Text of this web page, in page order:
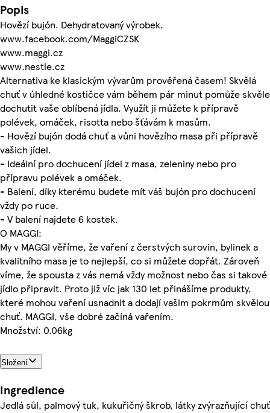
Popis
Hovězí bujón. Dehydratovaný výrobek.
www.facebook.com/MaggiCZSK
www.maggi.cz
www.nestle.cz
Alternativa ke klasickým vývarům prověřená časem! Skvělá
chuť v úhledné kostičce vám během pár minut pomůže skvěle
dochutit vaše oblíbená jídla. Využít ji můžete k přípravě
polévek, omáček, risotta nebo šťávám k masům.
- Hovězí bujón dodá chuť a vůni hovězího masa při přípravě
vašich jídel.
- Ideální pro dochucení jídel z masa, zeleniny nebo pro
přípravu polévek a omáček.
- Balení, díky kterému budete mít váš bujón pro dochucení
vždy po ruce.
- V balení najdete 6 kostek.
O MAGGI:
My v MAGGI věříme, že vaření z čerstvých surovin, bylinek a
kvalitního masa je to nejlepší, co si můžete dopřát. Zároveň
víme, že spousta z vás nemá vždy možnost nebo čas si takové
jídlo připravit. Proto již víc jak 130 let přinášíme produkty,
které mohou vaření usnadnit a dodají vašim pokrmům skvělou
chuť. MAGGI, vše dobré začíná vařením.
Množství: 0.06kg
Složení
Ingredience
Jedlá sůl, palmový tuk, kukuřičný škrob, látky zvýrazňující chuť